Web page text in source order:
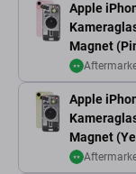
Apple
Magnet
Apple
Magnet